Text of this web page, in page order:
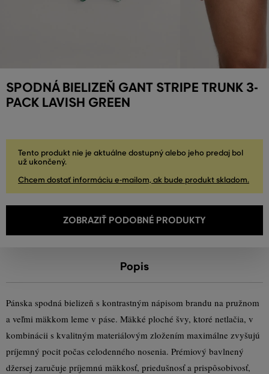
SPODNÁ BIELIZEŇ GANT STRIPE TRUNK 3-
PACK LAVISH GREEN
Tento produkt nie je aktuálne dostupný alebo jeho predaj bol
už ukončený.
Chcem dostať informáciu e-mailom, ak bude produkt skladom.
ZOBRAZIŤ PODOBNÉ PRODUKTY
Popis
Pánska spodná bielizeň s kontrastným nápisom brandu na pružnom
a veľmi mäkkom leme v páse. Mäkké ploché švy, ktoré netlačia, v
kombinácii s kvalitným materiálovým zložením maximálne zvyšujú
príjemný pocit počas celodenného nosenia. Prémiový bavlnený
džersej zaručuje príjemnú mäkkosť, priedušnosť a prispôsobivosť,